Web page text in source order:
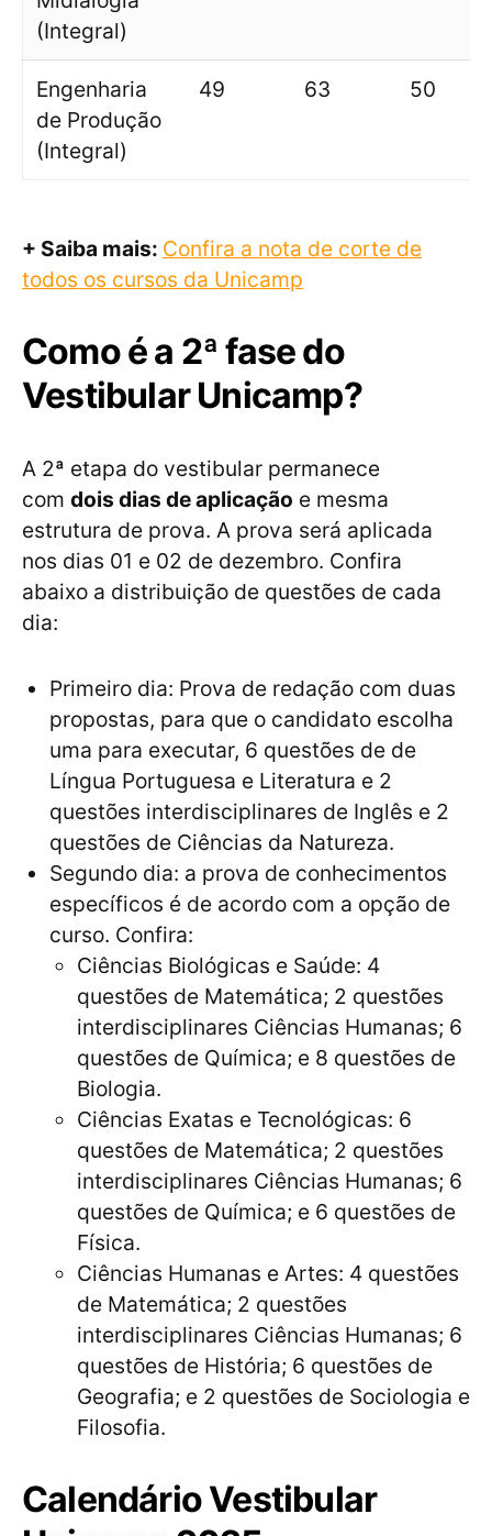
(Integral)
Engenharia
de Produção
(Integral)
49 63 50
+ Saiba mais: Confira a nota de corte de
todos os cursos da Unicamp
Como é a 2ª fase do
Vestibular Unicamp?
A 2ª etapa do vestibular permanece
com dois dias de aplicação e mesma
estrutura de prova. A prova será aplicada
nos dias 01 e 02 de dezembro. Confira
abaixo a distribuição de questões de cada
dia:
Primeiro dia: Prova de redação com duas
propostas, para que o candidato escolha
uma para executar, 6 questões de de
Língua Portuguesa e Literatura e 2
questões interdisciplinares de Inglês e 2
questões de Ciências da Natureza.
Segundo dia: a prova de conhecimentos
específicos é de acordo com a opção de
curso. Confira:
Ciências Biológicas e Saúde: 4
questões de Matemática; 2 questões
interdisciplinares Ciências Humanas; 6
questões de Química; e 8 questões de
Biologia.
Ciências Exatas e Tecnológicas: 6
questões de Matemática; 2 questões
interdisciplinares Ciências Humanas; 6
questões de Química; e 6 questões de
Física.
Ciências Humanas e Artes: 4 questões
de Matemática; 2 questões
interdisciplinares Ciências Humanas; 6
questões de História; 6 questões de
Geografia; e 2 questões de Sociologia e
Filosofia.
Calendário Vestibular